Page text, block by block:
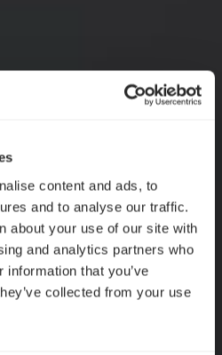
content and ads, to
and to analyse our traffic.
about your use of our site with
and analytics partners who
that you’ve
collected from your use